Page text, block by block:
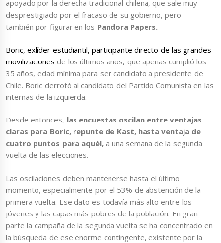
apoyado por la derecha tradicional chilena, que sale muy
desprestigiado por el fracaso de su gobierno, pero
también por figuraren los PandoraPapers.
Boric, exlíder estudiantil, participante directo de las grandes
movilizaciones de los últimos años, que apenas cumplió los
35 años, edad mínima para ser candidato a presidente de
Chile. Boric derrotó al candidato del Partido Comunista en las
internas de la izquierda.
Desde entonces, las encuestas oscilan entre ventajas
claras para Boric, repunte de Kast, hasta ventaja de
cuatro puntos para aquél,a una semana de la segunda
vuelta de las elecciones.
Las oscilaciones deben mantenerse hasta el último
momento, especialmente por el 53% de abstención de la
primera vuelta. Ese dato es todavía más alto entre los
jóvenes y las capas más pobres de la población. En gran
parte la campaña de la segunda vuelta se ha concentrado en
la búsqueda de ese enorme contingente, existente por la